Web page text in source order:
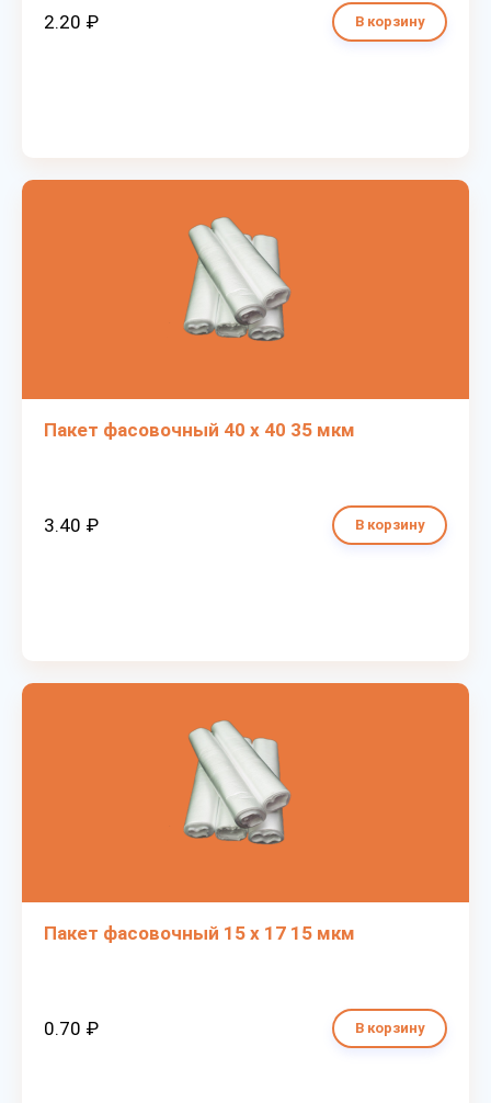
2.20 ₽ В корзину
Пакет фасовочный 40 х 40 35 мкм
3.40 ₽ В корзину
Пакет фасовочный 15 х 17 15 мкм
0.70 ₽ В корзину